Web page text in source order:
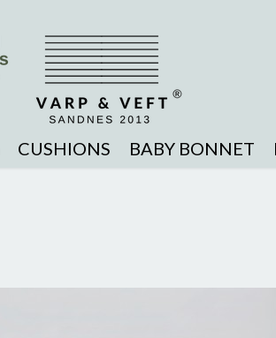
CUSHIONS BABY BONNET